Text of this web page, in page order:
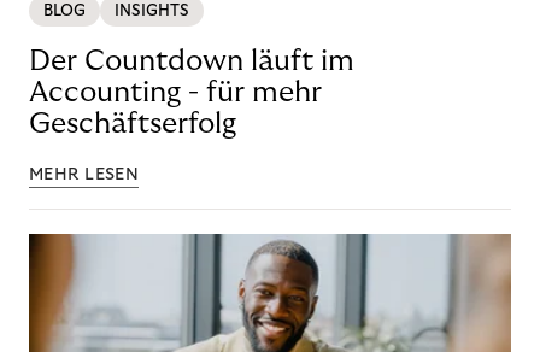
BLOG INSIGHTS
Der Countdown läuft im
Accounting - für mehr
Geschäftserfolg
MEHR LESEN